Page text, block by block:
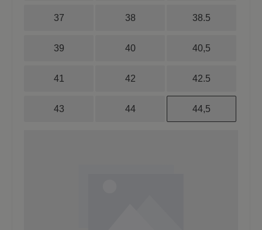
37 38 38.5
39 40 40,5
41 42 42.5
43 44 44,5